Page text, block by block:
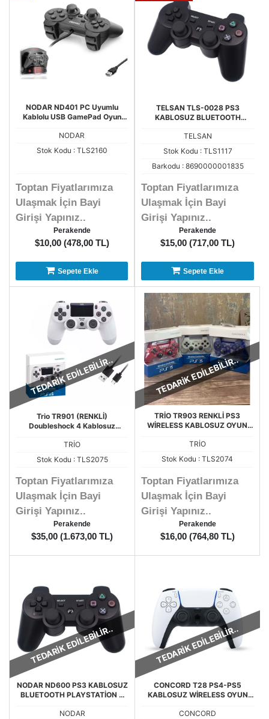
NODAR ND401 PC Uyumlu
Kablolu USB GamePad Oyun
NODAR
Stok Kodu : TLS2160
Toptan Fiyatlarımıza
Ulaşmak İçin Bayi
Girişi Yapınız..
Perakende
$10,00 (478,00 TL)
Sepete Ekle
TELSAN TLS-0028 PS3
KABLOSUZ BLUETOOTH
TELSAN
Stok Kodu : TLS1117
Barkodu : 8690000001835
Toptan Fiyatlarımıza
Ulaşmak İçin Bayi
Girişi Yapınız..
Perakende
$15,00 (717,00 TL)
Sepete Ekle
TEDARİK EDİLEBİLİR..
Trio TR901 (RENKLİ)
Doubleshock 4 Kablosuz
TRİO
Stok Kodu : TLS2075
Toptan Fiyatlarımıza
Ulaşmak İçin Bayi
Girişi Yapınız..
Perakende
$35,00 (1.673,00 TL)
TEDARİK EDİLEBİLİR..
TRİO TR903 RENKLİ PS3
WİRELESS KABLOSUZ OYUN
TRİO
Stok Kodu : TLS2074
Toptan Fiyatlarımıza
Ulaşmak İçin Bayi
Girişi Yapınız..
Perakende
$16,00 (764,80 TL)
TEDARİK EDİLEBİLİR..
NODAR ND600 PS3 KABLOSUZ
BLUETOOTH PLAYSTATİON 3
NODAR
TEDARİK EDİLEBİLİR..
CONCORD T28 PS4-PS5
KABLOSUZ WİRELESS OYUN
CONCORD